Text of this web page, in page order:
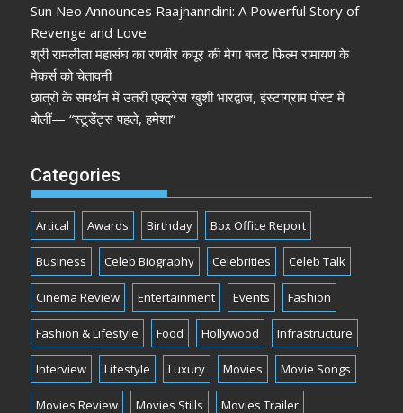
Sun Neo Announces Raajnanndini: A Powerful Story of
Revenge and Love
श्री रामलीला महासंघ का रणबीर कपूर की मेगा बजट फिल्म रामायण के
मेकर्स को चेतावनी
छात्रों के समर्थन में उतरीं एक्ट्रेस खुशी भारद्वाज, इंस्टाग्राम पोस्ट में
बोलीं— “स्टूडेंट्स पहले, हमेशा”
Categories
Artical Awards Birthday Box Office Report
Business Celeb Biography Celebrities Celeb Talk
Cinema Review Entertainment Events Fashion
Fashion & Lifestyle Food Hollywood Infrastructure
Interview Lifestyle Luxury Movies Movie Songs
Movies Review Movies Stills Movies Trailer